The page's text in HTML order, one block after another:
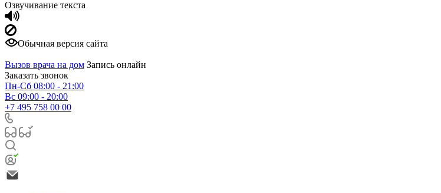
Озвучивание текста
Обычная версия сайта
Вызов врача на дом Запись онлайн
Заказать звонок
Пн-Сб 08:00 - 21:00
Вс 09:00 - 20:00
+7 495 758 00 00